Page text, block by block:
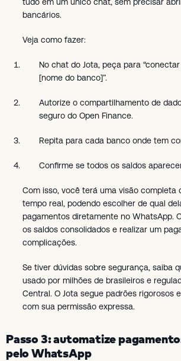
bancários.
Veja como fazer:
No chat do Jota, peça para
[nome do banco]”.
Autorize o compartilhamento de
seguro do Open Finance.
Repita para cada banco onde tem
Confirme se todos os saldos
Com isso, você terá uma visão completa
tempo real, podendo escolher de qual
pagamentos diretamente no WhatsApp.
os saldos consolidados e realizar um
complicações.
Se tiver dúvidas sobre segurança, saiba
usado por milhões de brasileiros e
Central. O Jota segue padrões rigorosos
com sua permissão expressa.
Passo 3: automatize
pelo WhatsApp